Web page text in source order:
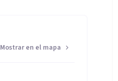
Mostrar en el mapa